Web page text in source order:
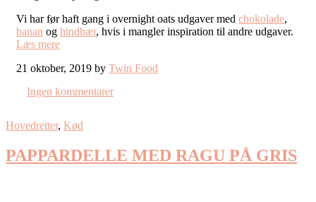
Vi har før haft gang i overnight oats udgaver med chokolade,
banan og hindbær, hvis i mangler inspiration til andre udgaver.
Læs mere
21 oktober, 2019 by Twin Food
Ingen kommentarer
Hovedretter, Kød
PAPPARDELLE MED RAGU PÅ GRIS